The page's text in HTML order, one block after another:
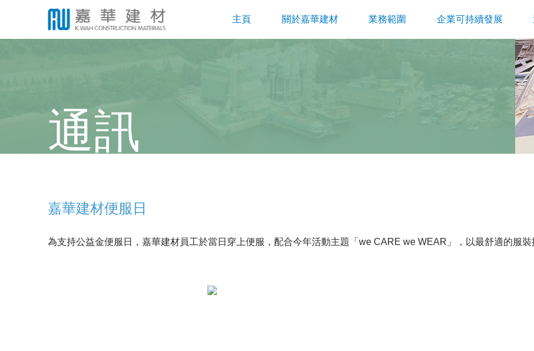
主頁 關於嘉華建材 業務範圍 企業可持續發展
通訊
嘉華建材便服日
為支持公益金便服日，嘉華建材員工於當日穿上便服，配合今年活動主題「we CARE we WEAR」，以最舒適的服裝